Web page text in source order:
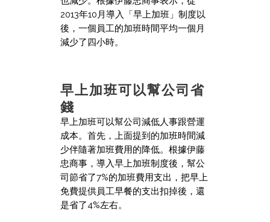
2013年10月導入「早上加班」制度以
後，一個員工的加班時間平均一個月
減少了四小時。
早上加班可以幫公司省
錢
早上加班可以幫公司減低人事跟營運
成本。首先，上面提到的加班時間減
少伴隨著加班費用的降低。根據伊藤
忠商事，導入早上加班制度後，幫公
司節省了7%的加班費用支出，把早上
免費提供員工早餐的支出扣掉後，還
是省了4%左右。